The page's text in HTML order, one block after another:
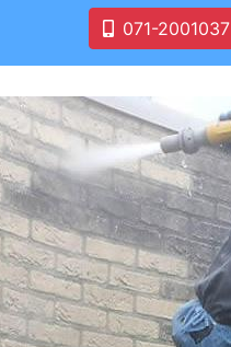
071-2001037